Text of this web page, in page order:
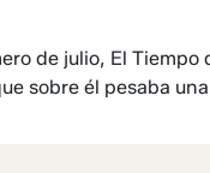
de julio, El
sobre él pesaba